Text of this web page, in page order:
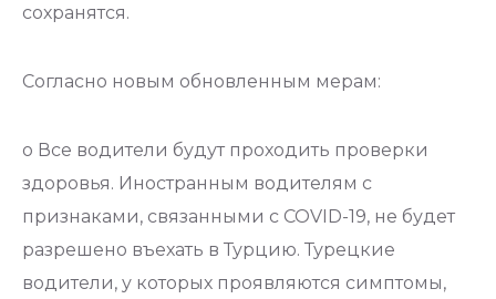
сохранятся.
Согласно новым обновленным мерам:
o Все водители будут проходить проверки
здоровья. Иностранным водителям с
признаками, связанными с COVID-19, не будет
разрешено въехать в Турцию. Турецкие
водители, у которых проявляются симптомы,